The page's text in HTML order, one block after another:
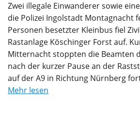
Zwei illegale Einwanderer sowie
die Polizei Ingolstadt Montagnacht
Personen besetzter Kleinbus fiel
Rastanlage Köschinger Forst auf.
Mitternacht stoppten die Beamten
nach der kurzer Pause an der
auf der A9 in Richtung Nürnberg
Mehr lesen